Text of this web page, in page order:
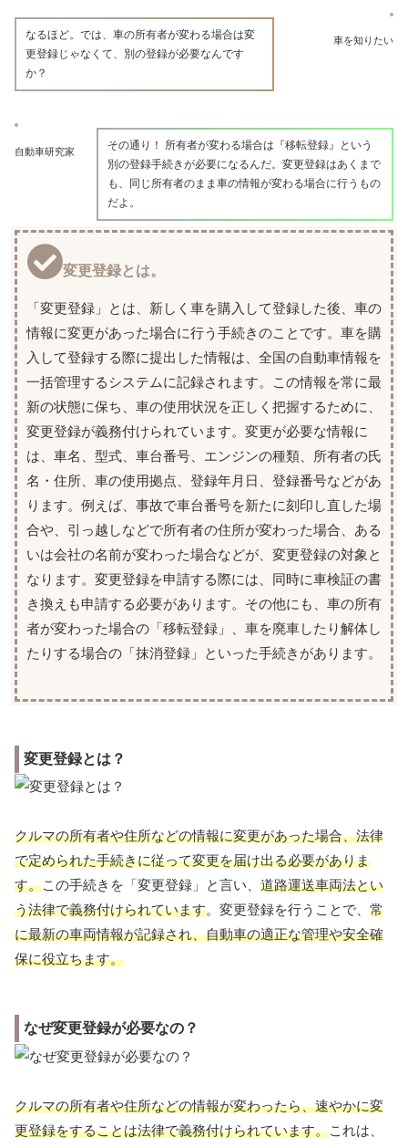
車を知りたい
なるほど。では、車の所有者が変わる場合は変
更登録じゃなくて、別の登録が必要なんです
か？
自動車研究家
その通り！ 所有者が変わる場合は『移転登録』という
別の登録手続きが必要になるんだ。変更登録はあくまで
も、同じ所有者のまま車の情報が変わる場合に行うもの
だよ。
変更登録とは。
「変更登録」とは、新しく車を購入して登録した後、車の
情報に変更があった場合に行う手続きのことです。車を購
入して登録する際に提出した情報は、全国の自動車情報を
一括管理するシステムに記録されます。この情報を常に最
新の状態に保ち、車の使用状況を正しく把握するために、
変更登録が義務付けられています。変更が必要な情報に
は、車名、型式、車台番号、エンジンの種類、所有者の氏
名・住所、車の使用拠点、登録年月日、登録番号などがあ
ります。例えば、事故で車台番号を新たに刻印し直した場
合や、引っ越しなどで所有者の住所が変わった場合、ある
いは会社の名前が変わった場合などが、変更登録の対象と
なります。変更登録を申請する際には、同時に車検証の書
き換えも申請する必要があります。その他にも、車の所有
者が変わった場合の「移転登録」、車を廃車したり解体し
たりする場合の「抹消登録」といった手続きがあります。
変更登録とは？
クルマの所有者や住所などの情報に変更があった場合、法律
で定められた手続きに従って変更を届け出る必要がありま
す。この手続きを「変更登録」と言い、 道路運送車両法とい
う法律で義務付けられています。変更登録を行うことで、 常
に最新の車両情報が記録され、自動車の適正な管理や安全確
保に役立ちます。
なぜ変更登録が必要なの？
クルマの所有者や住所などの情報が変わったら、速やかに変
更登録をすることは法律で義務付けられています。これは、